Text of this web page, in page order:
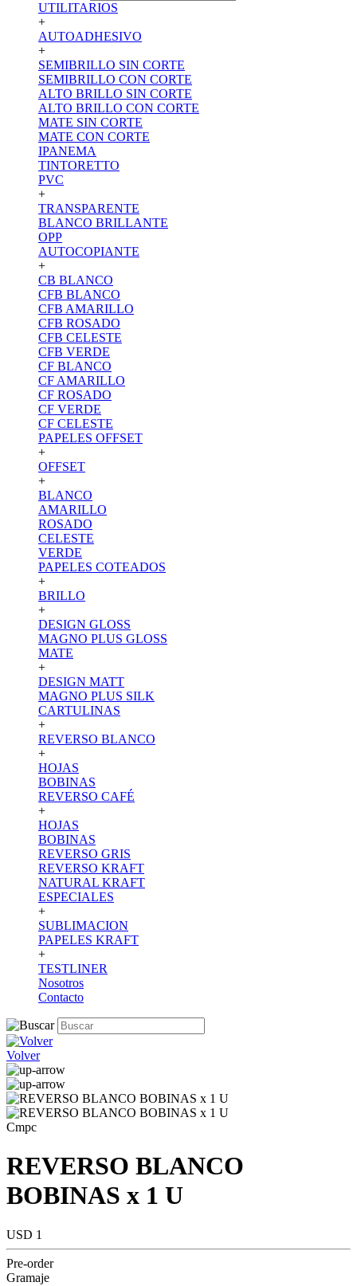
UTILITARIOS
+
AUTOADHESIVO
+
SEMIBRILLO SIN CORTE
SEMIBRILLO CON CORTE
ALTO BRILLO SIN CORTE
ALTO BRILLO CON CORTE
MATE SIN CORTE
MATE CON CORTE
IPANEMA
TINTORETTO
PVC
+
TRANSPARENTE
BLANCO BRILLANTE
OPP
AUTOCOPIANTE
+
CB BLANCO
CFB BLANCO
CFB AMARILLO
CFB ROSADO
CFB CELESTE
CFB VERDE
CF BLANCO
CF AMARILLO
CF ROSADO
CF VERDE
CF CELESTE
PAPELES OFFSET
+
OFFSET
+
BLANCO
AMARILLO
ROSADO
CELESTE
VERDE
PAPELES COTEADOS
+
BRILLO
+
DESIGN GLOSS
MAGNO PLUS GLOSS
MATE
+
DESIGN MATT
MAGNO PLUS SILK
CARTULINAS
+
REVERSO BLANCO
+
HOJAS
BOBINAS
REVERSO CAFÉ
+
HOJAS
BOBINAS
REVERSO GRIS
REVERSO KRAFT
NATURAL KRAFT
ESPECIALES
+
SUBLIMACION
PAPELES KRAFT
+
TESTLINER
Nosotros
Contacto
Volver
Cmpc
REVERSO BLANCO
BOBINAS x 1 U
USD 1
Pre-order
Gramaje